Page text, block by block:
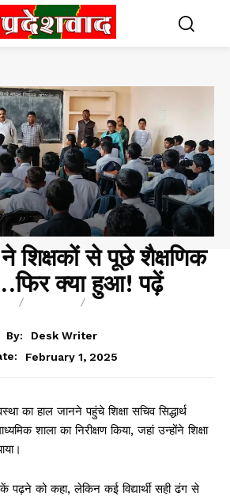
ने शिक्षकों से पूछे शैक्षणिक
क्या हुआ! पढ़ें
BUSINESS
By:
Desk Writer
February 1, 2025
का हाल जानने पहुंचे शिक्षा सचिव सिद्धार्थ
शाला का निरीक्षण किया, जहां उन्होंने शिक्षा
पढ़ने को कहा, लेकिन कई विद्यार्थी सही ढंग से